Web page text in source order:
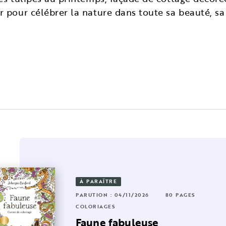
pour célébrer la nature dans toute sa beauté,
PAGES
: 17/06/2026
224 PAGES
petit monde à colorier
À PARAÎTRE
PARUTION : 04/11/2026
80 PAGES
COLORIAGES
Faune fabuleuse